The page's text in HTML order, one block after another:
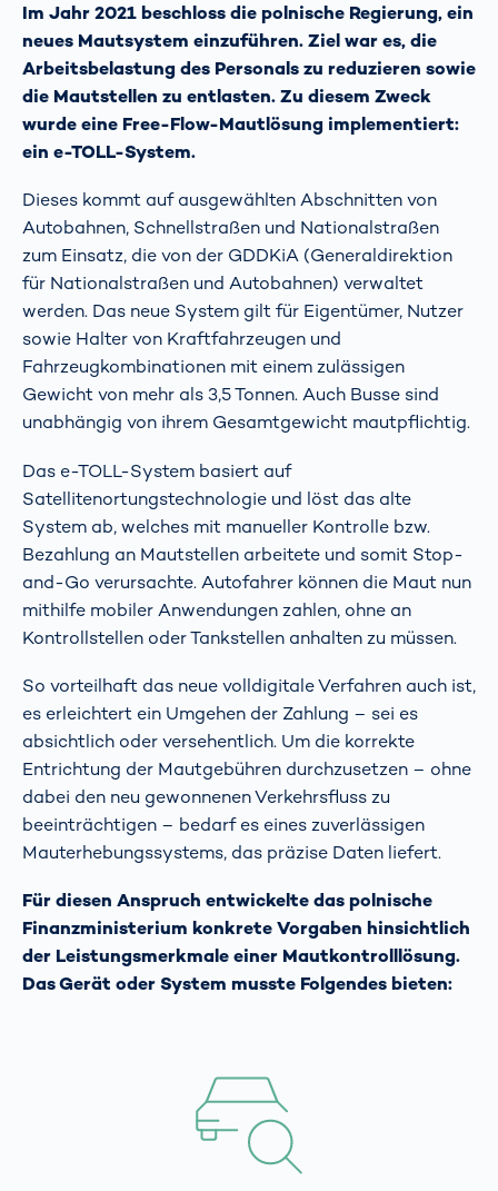
Im Jahr 2021 beschloss die polnische Regierung, ein
neues Mautsystem einzuführen. Ziel war es, die
Arbeitsbelastung des Personals zu reduzieren sowie
die Mautstellen zu entlasten. Zu diesem Zweck
wurde eine Free-Flow-Mautlösung implementiert:
ein e-TOLL-System.
Dieses kommt auf ausgewählten Abschnitten von
Autobahnen, Schnellstraßen und Nationalstraßen
zum Einsatz, die von der GDDKiA (Generaldirektion
für Nationalstraßen und Autobahnen) verwaltet
werden. Das neue System gilt für Eigentümer, Nutzer
sowie Halter von Kraftfahrzeugen und
Fahrzeugkombinationen mit einem zulässigen
Gewicht von mehr als 3,5 Tonnen. Auch Busse sind
unabhängig von ihrem Gesamtgewicht mautpflichtig.
Das e-TOLL-System basiert auf
Satellitenortungstechnologie und löst das alte
System ab, welches mit manueller Kontrolle bzw.
Bezahlung an Mautstellen arbeitete und somit Stop-
and-Go verursachte. Autofahrer können die Maut nun
mithilfe mobiler Anwendungen zahlen, ohne an
Kontrollstellen oder Tankstellen anhalten zu müssen.
So vorteilhaft das neue volldigitale Verfahren auch ist,
es erleichtert ein Umgehen der Zahlung – sei es
absichtlich oder versehentlich. Um die korrekte
Entrichtung der Mautgebühren durchzusetzen – ohne
dabei den neu gewonnenen Verkehrsfluss zu
beeinträchtigen – bedarf es eines zuverlässigen
Mauterhebungssystems, das präzise Daten liefert.
Für diesen Anspruch entwickelte das polnische
Finanzministerium konkrete Vorgaben hinsichtlich
der Leistungsmerkmale einer Mautkontrolllösung.
Das Gerät oder System musste Folgendes bieten: